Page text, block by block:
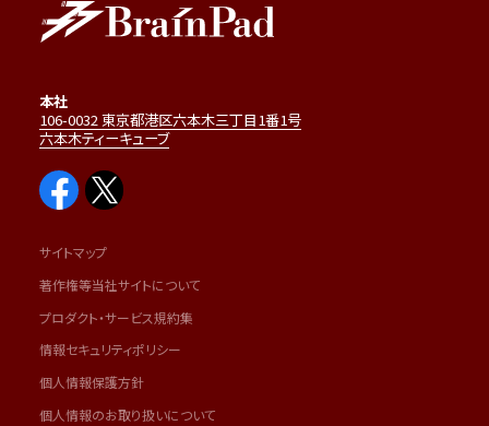
本社
106-0032 東京都港区六本木三丁目1番1号
六本木ティーキューブ
サイトマップ
著作権等当社サイトについて
プロダクト・サービス規約集
情報セキュリティポリシー
個人情報保護方針
個人情報のお取り扱いについて